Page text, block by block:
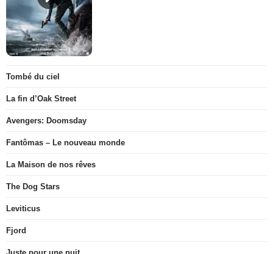
Tombé du ciel
La fin d’Oak Street
Avengers: Doomsday
Fantômas – Le nouveau monde
La Maison de nos rêves
The Dog Stars
Leviticus
Fjord